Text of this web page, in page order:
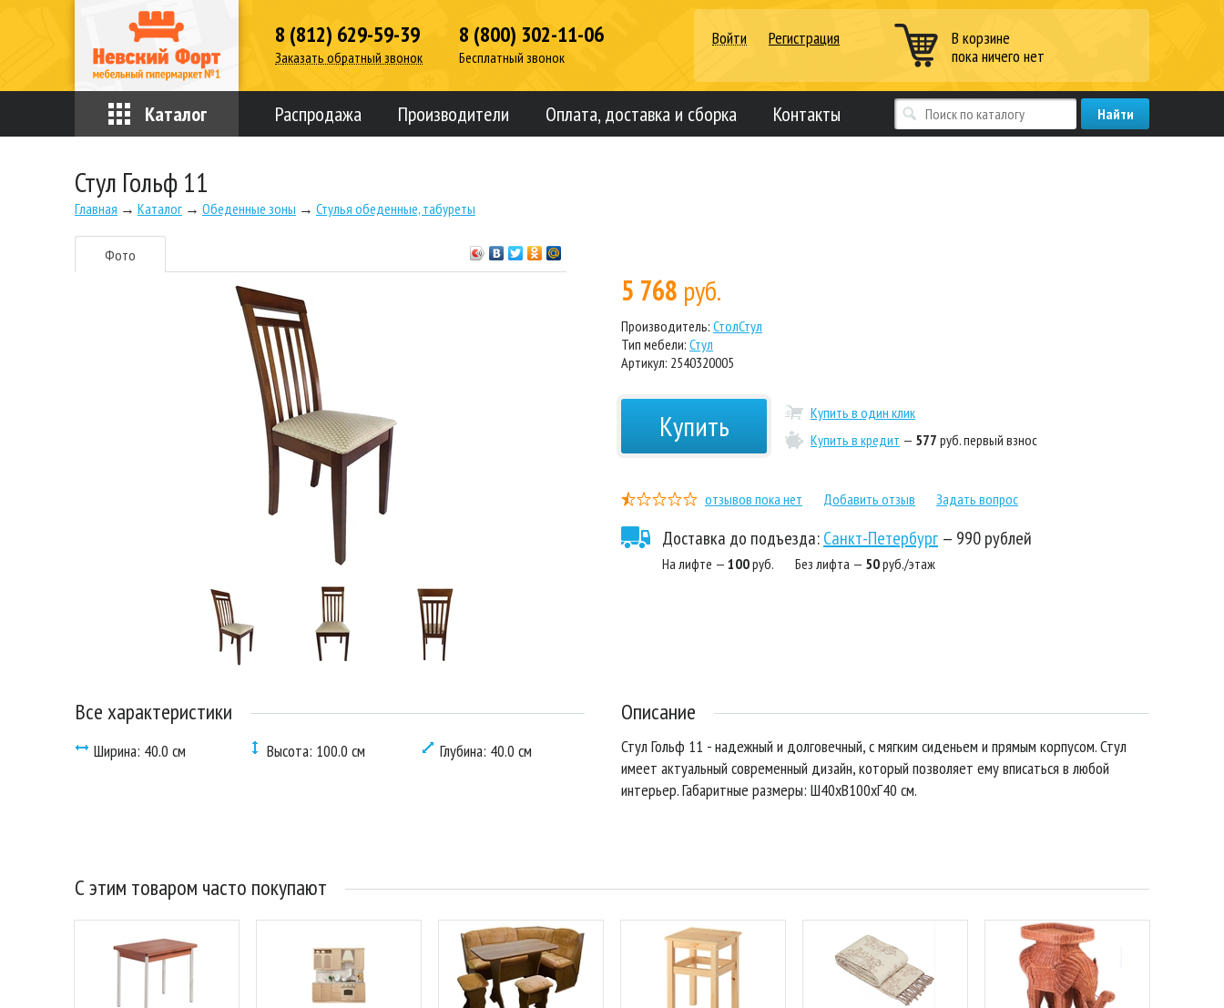
8 (812) 629-59-39
Заказать обратный звонок
8 (800) 302-11-06
Бесплатный звонок
Войти Регистрация
В корзине
пока ничего нет
Каталог Распродажа Производители Оплата, доставка и сборка Контакты
Стул Гольф 11
Главная → Каталог → Обеденные зоны → Стулья обеденные, табуреты
Фото
5 768 руб.
Производитель: СтолСтул
Тип мебели: Стул
Артикул: 2540320005
Купить
Купить в один клик
Купить в кредит — 577 руб. первый взнос
отзывов пока нет Добавить отзыв Задать вопрос
Доставка до подъезда:Санкт-Петербург — 990 рублей
На лифте — 100руб. Без лифта — 50руб./этаж
Все характеристики
Ширина: 40.0 см Высота: 100.0 см Глубина: 40.0 см
Описание
Стул Гольф 11 - надежный и долговечный, с мягким сиденьем и прямым корпусом. Стул
имеет актуальный современный дизайн, который позволяет ему вписаться в любой
интерьер. Габаритные размеры: Ш40хВ100хГ40 см.
С этим товаром часто покупают